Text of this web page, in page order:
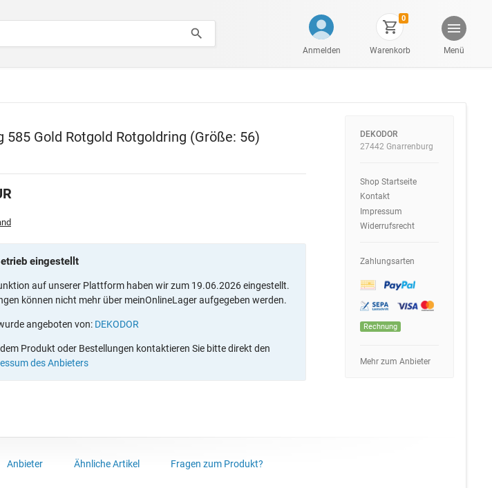
Anmelden
0
Warenkorb Menü
585 Gold Rotgold Rotgoldring (Größe: 56)
eingestellt
auf unserer Plattform haben wir zum 19.06.2026 eingestellt.
können nicht mehr über meinOnlineLager aufgegeben werden.
angeboten von: DEKODOR
Produkt oder Bestellungen kontaktieren Sie bitte direkt den
des Anbieters
DEKODOR
27442 Gnarrenburg
Shop Startseite
Kontakt
Impressum
Widerrufsrecht
Zahlungsarten
Rechnung
Mehr zum Anbieter
Anbieter Ähnliche Artikel Fragen zum Produkt?